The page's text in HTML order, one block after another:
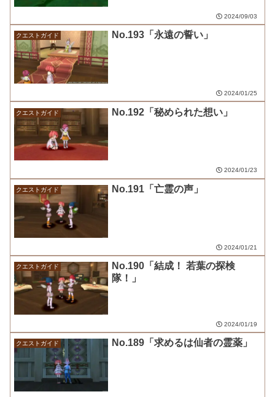
2024/09/03
クエストガイド No.193「永遠の誓い」
2024/01/25
クエストガイド No.192「秘められた想い」
2024/01/23
クエストガイド No.191「亡霊の声」
2024/01/21
クエストガイド
No.190「結成！ 若葉の探検
隊！」
2024/01/19
クエストガイド No.189「求めるは仙者の霊薬」